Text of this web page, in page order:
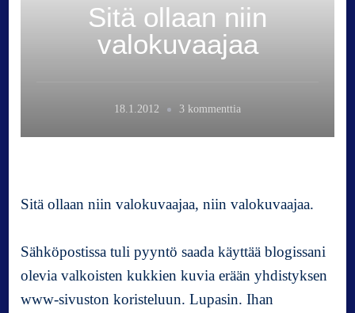
Sitä ollaan niin
valokuvaajaa
18.1.2012 3 kommenttia
k
i
i
Sitä ollaan niin valokuvaajaa, niin valokuvaajaa.
Sähköpostissa tuli pyyntö saada käyttää blogissani
olevia valkoisten kukkien kuvia erään yhdistyksen
www-sivuston koristeluun. Lupasin. Ihan